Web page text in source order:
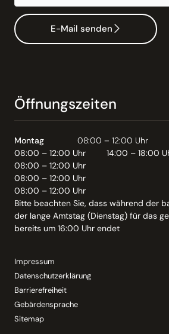
E-Mail senden
Öffnungszeiten
Montag 08:00 – 12:00 Uhr
08:00 – 12:00 Uhr
14:00 – 18:00
08:00 – 12:00 Uhr
08:00 – 12:00 Uhr
08:00 – 12:00 Uhr
Bitte beachten Sie, dass während der
der lange Amtstag (Dienstag) für das
bereits um 16:00 Uhr endet
Impressum
Datenschutzerklärung
Barrierefreiheit
Gebärdensprache
Sitemap